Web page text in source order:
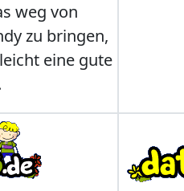
weg von
zu bringen,
eine gute